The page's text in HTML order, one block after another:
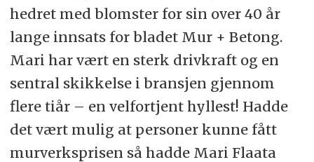
hedret med blomster for sin over 40 år
lange innsats for bladet Mur + Betong.
Mari har vært en sterk drivkraft og en
sentral skikkelse i bransjen gjennom
flere tiår – en velfortjent hyllest! Hadde
det vært mulig at personer kunne fått
murverksprisen så hadde Mari Flaata